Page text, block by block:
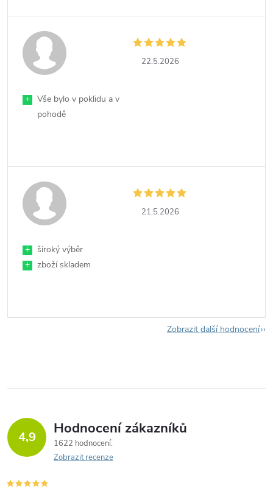
22.5.2026
+
Vše bylo v poklidu a v
pohodě
21.5.2026
+
široký výběr
+
zboží skladem
Zobrazit další hodnocení
4,9 Hodnocení zákazníků
1622 hodnocení
Zobrazit recenze